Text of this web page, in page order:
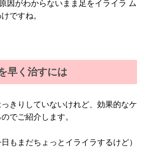
因がわからないまま足をイライラ ム
ですね。
早く治すには
きりしていないけれど、効果的なケ
でご紹介します。
もまだちょっとイライラするけど）